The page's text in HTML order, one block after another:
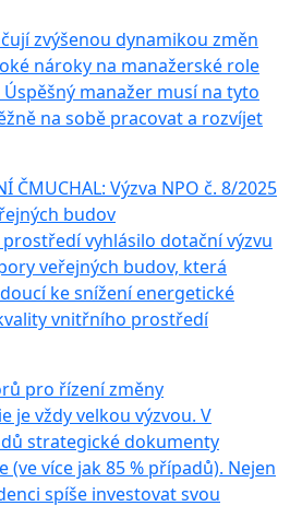
zvýšenou dynamikou změn
nároky na manažerské role
manažer musí na tyto
na sobě pracovat a rozvíjet
ČMUCHAL: Výzva NPO č. 8/2025
budov
vyhlásilo dotační výzvu
veřejných budov, která
ke snížení energetické
vnitřního prostředí
pro řízení změny
je vždy velkou výzvou. V
strategické dokumenty
(ve více jak 85 % případů). Nejen
spíše investovat svou